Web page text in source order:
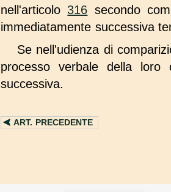
nell'articolo 316 secondo
immediatamente successiva
Se nell'udienza di
processo verbale della loro
successiva.
ART. PRECEDENTE